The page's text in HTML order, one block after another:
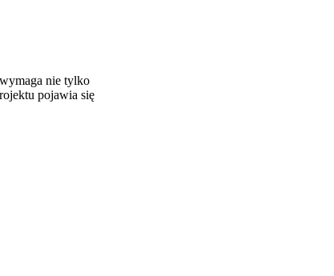
nie tylko
pojawia się